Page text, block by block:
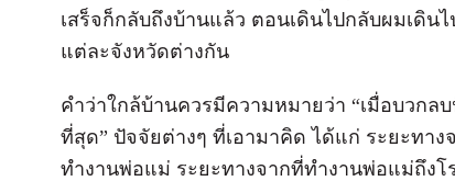
เสร็จก็กลับถึงบ้านแล้ว ตอนเดินไปกลับผมเดิน
แต่ละจังหวัดต่างกัน
คำว่าใกล้บ้านควรมีความหมายว่า “เมื่อบวก
ที่สุด” ปัจจัยต่างๆ ที่เอามาคิด ได้แก่ ระยะทาง
ทำงานพ่อแม่ ระยะทางจากที่ทำงานพ่อแม่ถึงโ